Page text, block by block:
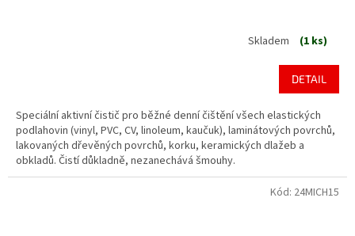
Skladem (1 ks)
DETAIL
Speciální aktivní čistič pro běžné denní čištění všech elastických
podlahovin (vinyl, PVC, CV, linoleum, kaučuk), laminátových povrchů,
lakovaných dřevěných povrchů, korku, keramických dlažeb a
obkladů. Čistí důkladně, nezanechává šmouhy.
Kód: 24MICH15